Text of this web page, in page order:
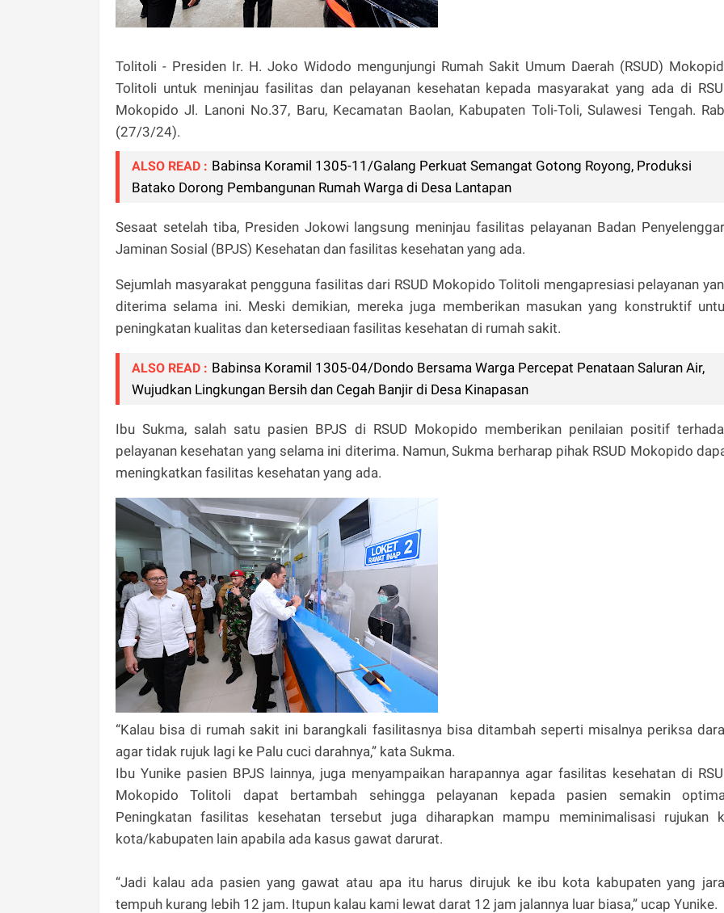
Tolitoli - Presiden Ir. H. Joko Widodo mengunjungi Rumah Sakit Umum Daerah (RSUD)
Tolitoli untuk meninjau fasilitas dan pelayanan kesehatan kepada masyarakat yang ada di
Mokopido Jl. Lanoni No.37, Baru, Kecamatan Baolan, Kabupaten Toli-Toli, Sulawesi Tengah.
(27/3/24).
ALSO READ : Babinsa Koramil 1305-11/Galang Perkuat Semangat Gotong Royong, Produksi
Batako Dorong Pembangunan Rumah Warga di Desa Lantapan
Sesaat setelah tiba, Presiden Jokowi langsung meninjau fasilitas pelayanan Badan
Jaminan Sosial (BPJS) Kesehatan dan fasilitas kesehatan yang ada.
Sejumlah masyarakat pengguna fasilitas dari RSUD Mokopido Tolitoli mengapresiasi pelayanan
diterima selama ini. Meski demikian, mereka juga memberikan masukan yang konstruktif
peningkatan kualitas dan ketersediaan fasilitas kesehatan di rumah sakit.
ALSO READ : Babinsa Koramil 1305-04/Dondo Bersama Warga Percepat Penataan Saluran Air,
Wujudkan Lingkungan Bersih dan Cegah Banjir di Desa Kinapasan
Ibu Sukma, salah satu pasien BPJS di RSUD Mokopido memberikan penilaian positif
pelayanan kesehatan yang selama ini diterima. Namun, Sukma berharap pihak RSUD Mokopido
meningkatkan fasilitas kesehatan yang ada.
“Kalau bisa di rumah sakit ini barangkali fasilitasnya bisa ditambah seperti misalnya periksa
agar tidak rujuk lagi ke Palu cuci darahnya,” kata Sukma.
Ibu Yunike pasien BPJS lainnya, juga menyampaikan harapannya agar fasilitas kesehatan di
Mokopido Tolitoli dapat bertambah sehingga pelayanan kepada pasien semakin
Peningkatan fasilitas kesehatan tersebut juga diharapkan mampu meminimalisasi rujukan
kota/kabupaten lain apabila ada kasus gawat darurat.
“Jadi kalau ada pasien yang gawat atau apa itu harus dirujuk ke ibu kota kabupaten yang
tempuh kurang lebih 12 jam. Itupun kalau kami lewat darat 12 jam jalannya luar biasa,” ucap Yunike.